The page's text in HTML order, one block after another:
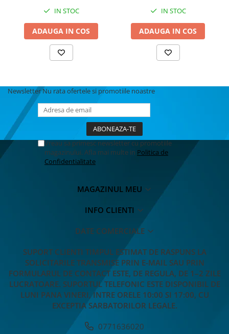
IN STOC
ADAUGA IN COS
IN STOC
ADAUGA IN COS
NewsletterNu rata ofertele si promotiile noastre
Vreau sa primesc newsletter cu promotiile
magazinului. Afla mai multe in Politica de
Confidentialitate
MAGAZINUL MEU
INFO CLIENTI
DATE COMERCIALE
SUPORT CLIENTI TIMPUL ESTIMAT DE RASPUNS LA
SOLICITARILE TRANSMISE PRIN E-MAIL SAU PRIN
FORMULARUL DE CONTACT ESTE, DE REGULA, DE 1–2 ZILE
LUCRATOARE. SUPORTUL TELEFONIC ESTE DISPONIBIL DE
LUNI PANA VINERI, INTRE ORELE 10:00 SI 17:00, CU
EXCEPTIA SARBATORILOR LEGALE.
0771636020